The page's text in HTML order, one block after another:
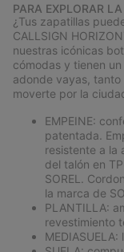
PARA EXPLORAR
¿Tus zapatillas
CALLSIGN
nuestras icónicas
cómodas y tienen
adonde vayas,
moverte por la
EMPEINE:
patentada.
resistente a la
del talón en
SOREL.
la marca de
PLANTILLA:
revestimiento